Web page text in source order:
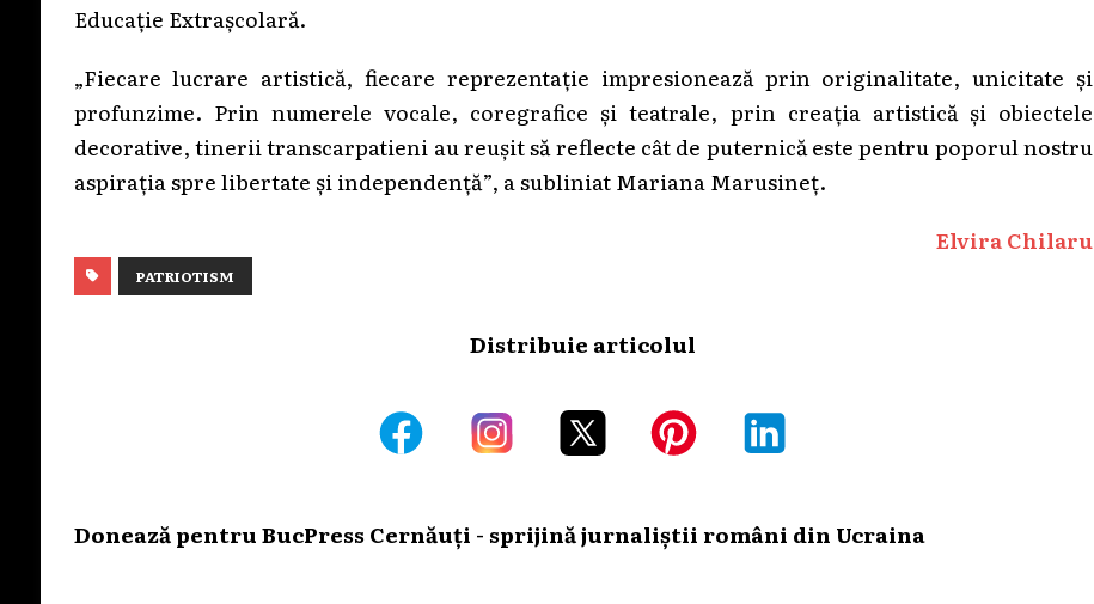
Educație Extrașcolară.
„Fiecare lucrare artistică, fiecare reprezentație impresionează prin originalitate, unicitate și
profunzime. Prin numerele vocale, coregrafice și teatrale, prin creația artistică și obiectele
decorative, tinerii transcarpatieni au reușit să reflecte cât de puternică este pentru poporul nostru
aspirația spre libertate și independență”, a subliniat Mariana Marusineț.
Elvira Chilaru
PATRIOTISM
Distribuie articolul
Donează pentru BucPress Cernăuți - sprijină jurnaliștii români din Ucraina